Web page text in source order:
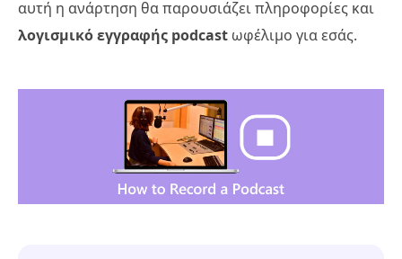
αυτή η ανάρτηση θα παρουσιάζει πληροφορίες και
λογισμικό εγγραφής podcast ωφέλιμο για εσάς.